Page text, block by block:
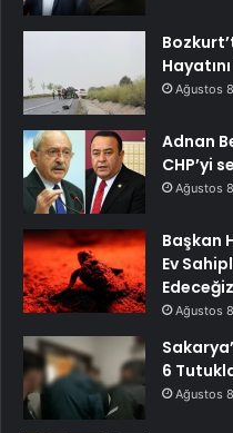
Ağustos
Adnan
CHP’yi
Ağustos
Başkan
Ev
Ağustos
6
Ağustos